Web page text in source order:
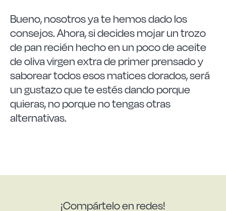
Bueno, nosotros ya te hemos dado los
consejos. Ahora, si decides mojar un trozo
de pan recién hecho en un poco de aceite
de oliva virgen extra de primer prensado y
saborear todos esos matices dorados, será
un gustazo que te estés dando porque
quieras, no porque no tengas otras
alternativas.
¡Compártelo en redes!